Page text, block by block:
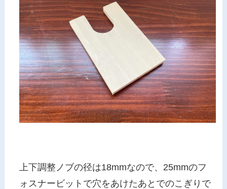
上下調整ノブの径は18mmなので、25mmのフ
ォスナービットで穴をあけたあとでのこぎりで